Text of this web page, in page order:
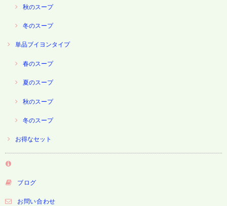
秋のスープ
冬のスープ
単品ブイヨンタイプ
春のスープ
夏のスープ
秋のスープ
冬のスープ
お得なセット
ブログ
お問い合わせ